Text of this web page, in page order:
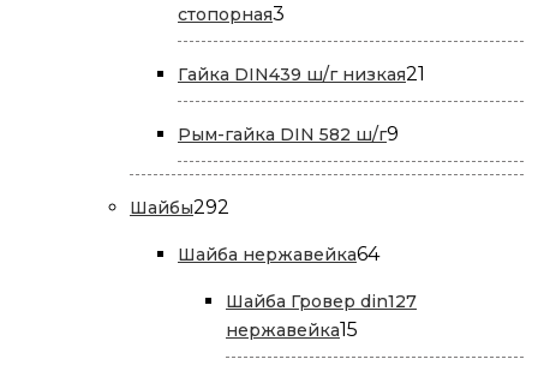
стопорная3
товара
Гайка DIN439 ш/г низкая21
товар
Рым-гайка DIN 582 ш/г9
товаров
Шайбы292
Шайба нержавейка6464
Шайба Гровер din127
нержавейка15
товаров